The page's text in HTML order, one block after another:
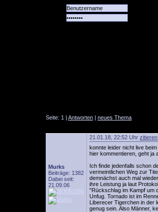
Seite: 1 | Antworten | neues Thema
Murks
Beiträge: 1382
Dabei seit:
21.09.06
21.01.18, 22:52 Uhr zitieren
konnte leider nicht live
hier kommentieren, geht ja
Ich finde jedenfalls schon
vermeintlichen Weg zur
demnächst auch mal
ihre Leistung ja laut
"Rückschlag im Kampf um
Unfug. Tornado ist im
Liberecer Tigerchen in der
genug sein. Also Männer,